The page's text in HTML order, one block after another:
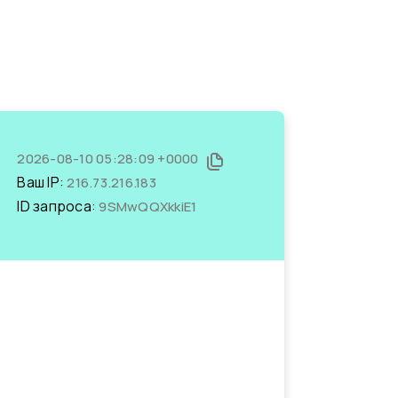
2026-08-10 05:28:09 +0000
Ваш IP:216.73.216.183
ID запроса:9SMwQQXkkiE1